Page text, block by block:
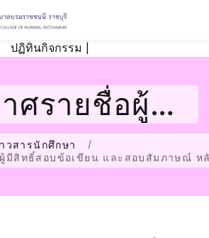
ปฏิทินกิจกรรม
ศรายชื่อผู้มี
อบข้อเขียน
วสารนักศึกษา
มีสิทธิ์สอบข้อเขียน และสอบสัมภาษณ์ ห